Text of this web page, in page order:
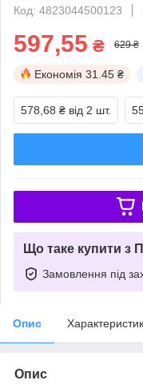
Код: 4823044500123
597,55 ₴ 629 ₴
Економія 31.45 ₴
578,68 ₴ від 2 шт.
Що таке купити з
Замовлення під
Опис
Опис